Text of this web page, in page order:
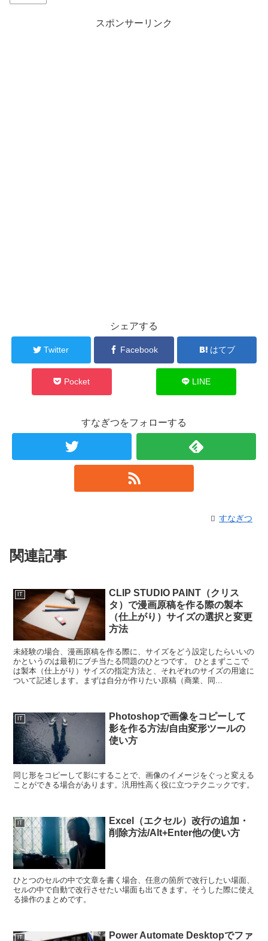
スポンサーリンク
シェアする
Twitter Facebook はてブ
Pocket LINE
すなぎつをフォローする
すなぎつ
関連記事
IT
CLIP STUDIO PAINT（クリス
タ）で漫画原稿を作る際の製本
（仕上がり）サイズの選択と変更
方法
未経験の場合、漫画原稿を作る際に、サイズをどう設定したらいいの
かというのは最初にブチ当たる問題のひとつです。 ひとまずここで
は製本（仕上がり）サイズの指定方法と、それぞれのサイズの用途に
ついて記述します。まずは自分が作りたい原稿（商業、同...
IT
Photoshopで画像をコピーして
影を作る方法/自由変形ツールの
使い方
同じ形をコピーして影にすることで、画像のイメージをぐっと変える
ことができる場合があります。汎用性高く役に立つテクニックです。
IT
Excel（エクセル）改行の追加・
削除方法/Alt+Enter他の使い方
ひとつのセルの中で文章を書く場合、任意の箇所で改行したい場面、
セルの中で自動で改行させたい場面も出てきます。そうした際に使え
る操作のまとめです。
IT
Power Automate Desktopでファ